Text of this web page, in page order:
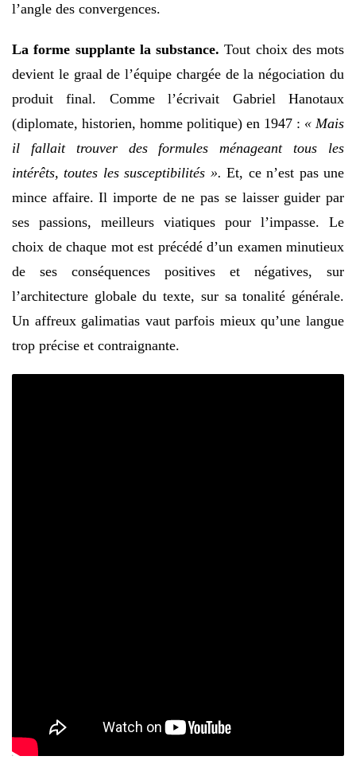
l’angle des convergences.
La forme supplante la substance.Tout choix des mots
devient le graal de l’équipe chargée de la négociation du
produit final. Comme l’écrivait Gabriel Hanotaux
(diplomate, historien, homme politique) en 1947 : « Mais
il fallait trouver des formules ménageant tous les
intérêts, toutes les susceptibilités ».Et, ce n’est pas une
mince affaire. Il importe de ne pas se laisser guider par
ses passions, meilleurs viatiques pour l’impasse. Le
choix de chaque mot est précédé d’un examen minutieux
de ses conséquences positives et négatives, sur
l’architecture globale du texte, sur sa tonalité générale.
Un affreux galimatias vaut parfois mieux qu’une langue
trop précise et contraignante.